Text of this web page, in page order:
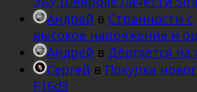
Андрей в Странности
высокое напряжение и
Андрей в Дёргается на
Сергей в Покупка
F16d3